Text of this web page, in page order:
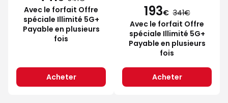
Avec le forfait Offre
spéciale Illimité 5G+
Payable en plusieurs
fois
Acheter
193€ 341
Avec le forfait Offre
spéciale Illimité 5G+
Payable en plusieurs
fois
Acheter